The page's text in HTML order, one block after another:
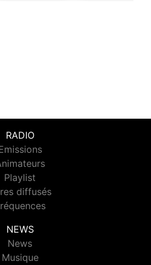
RADIO
Playlist
diffusés
NEWS
News
Musique